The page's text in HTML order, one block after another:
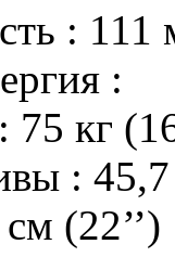
: 111
:
: 75 кг
:
(22’’)